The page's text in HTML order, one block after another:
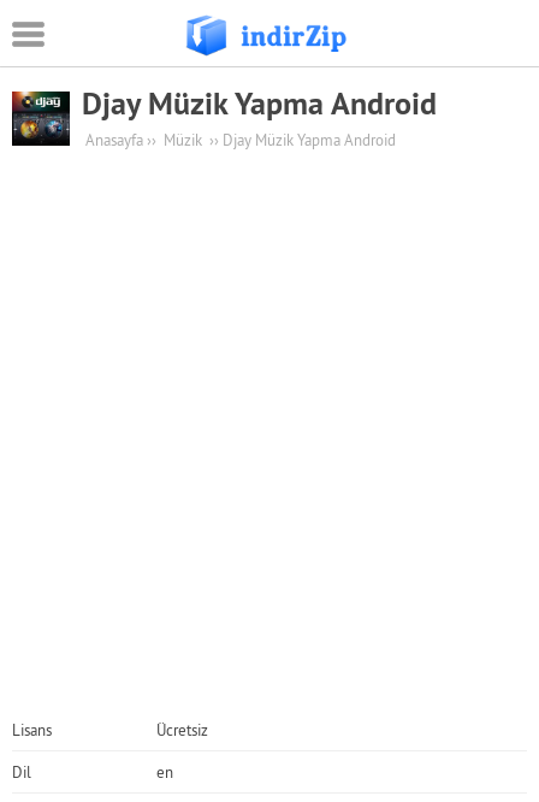
Android
Eğitim
Djay Müzik Yapma Android
Anasayfa ›› Müzik ›› Djay Müzik Yapma Android
Lisans Ücretsiz
Dil en